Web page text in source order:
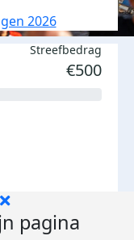
2026
Streefbedrag
€500
pagina